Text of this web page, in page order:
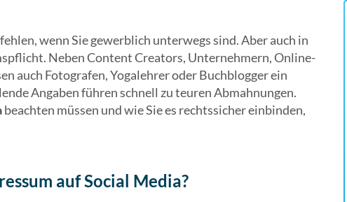
wenn Sie gewerblich unterwegs sind. Aber auch in
Neben Content Creators, Unternehmern, Online-
auch Fotografen, Yogalehrer oder Buchblogger ein
Angaben führen schnell zu teuren Abmahnungen.
beachten müssen und wie Sie es rechtssicher einbinden,
auf Social Media?